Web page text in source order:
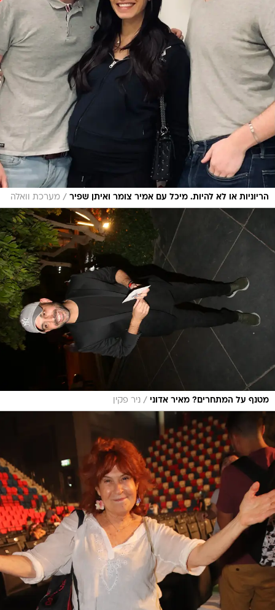
הריוניות או לא להיות. מיכל עם אמיר צומר ואיתן שפיר / מערכת וואלה
מטנף על המתחרים? מאיר אדוני / ניר פקין